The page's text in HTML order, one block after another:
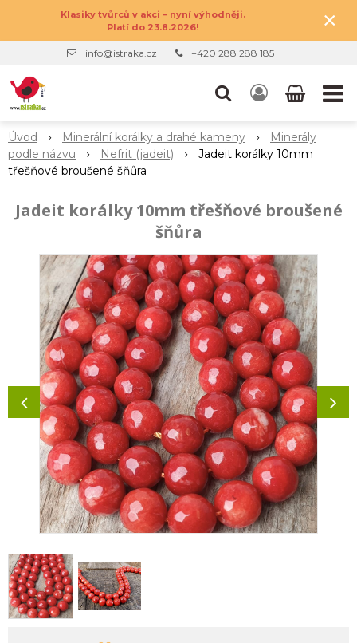
Klasiky tvůrců v akci – nyní výhodněji.
Platí do 23.8.2026!
×
info@istraka.cz +420 288 288 185
Úvod Minerální korálky a drahé kameny
Minerály
podle názvu
Nefrit (jadeit)
Jadeit korálky 10mm
třešňové broušené šňůra
Jadeit korálky 10mm třešňové broušené
šňůra